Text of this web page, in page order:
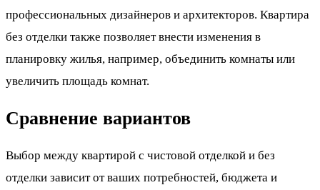
профессиональных дизайнеров и архитекторов. Квартира
без отделки также позволяет внести изменения в
планировку жилья, например, объединить комнаты или
увеличить площадь комнат.
Сравнение вариантов
Выбор между квартирой с чистовой отделкой и без
отделки зависит от ваших потребностей, бюджета и